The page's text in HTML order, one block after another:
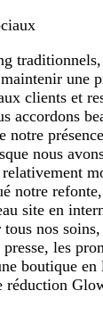
une
clients et
accordons
notre
nous
notre
site en
nos soins,
les
boutique
réduction